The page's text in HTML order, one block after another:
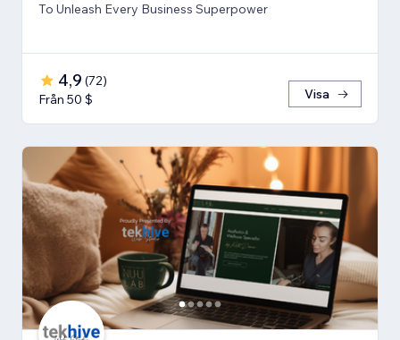
To Unleash Every Business Superpower
4,9 (72)
Från 50 $
Visa